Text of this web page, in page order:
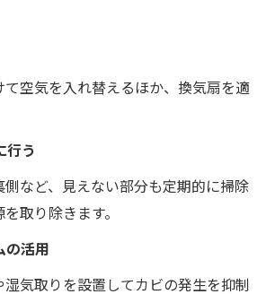
空気を入れ替えるほか、換気扇を適
行う
など、見えない部分も定期的に掃除
取り除きます。
の活用
気取りを設置してカビの発生を抑制